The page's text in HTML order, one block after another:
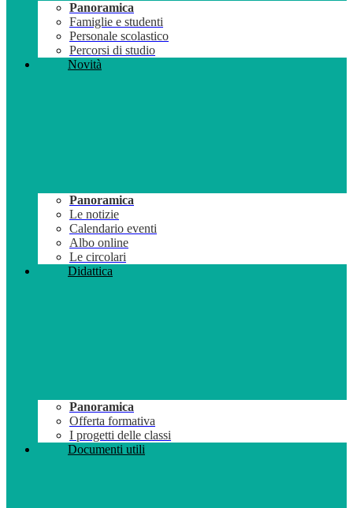
Panoramica
Famiglie e studenti
Personale scolastico
Percorsi di studio
Novità
Panoramica
Le notizie
Calendario eventi
Albo online
Le circolari
Didattica
Panoramica
Offerta formativa
I progetti delle classi
Documenti utili